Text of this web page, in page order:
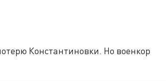
Константиновки. Но военкор